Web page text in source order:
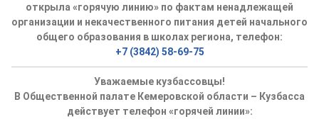
открыла «горячую линию» по фактам ненадлежащей
организации и некачественного питания детей начального
общего образования в школах региона, телефон:
+7 (3842) 58-69-75
Уважаемые кузбассовцы!
В Общественной палате Кемеровской области – Кузбасса
действует телефон «горячей линии»: